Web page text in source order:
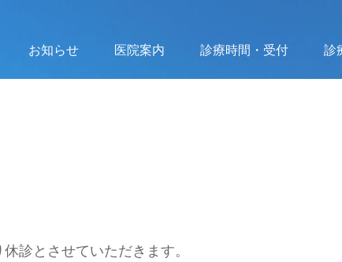
お知らせ 医院案内 診療時間・受付 診
診とさせていただきます。